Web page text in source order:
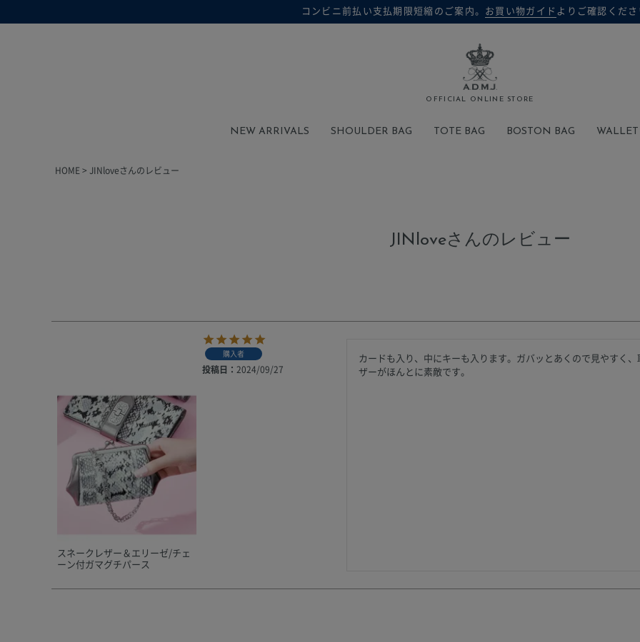
コンビニ前払い支払期限短縮のご案内。 お買い物ガイド よりご確認くだ
OFFICIAL ONLINE STORE
在庫なし商品
検索
NEW ARRIVALS SHOULDER BAG TOTE BAG BOSTON BAG WALLET
HOME JINloveさんのレビュー
JINloveさんのレビュー
スネークレザー＆エリーゼ/チェ
ーン付ガマグチパース
購入者
投稿日 2024/09/27
カードも入り、中にキーも入ります。ガバッとあくので見やすく
ザーがほんとに素敵です。